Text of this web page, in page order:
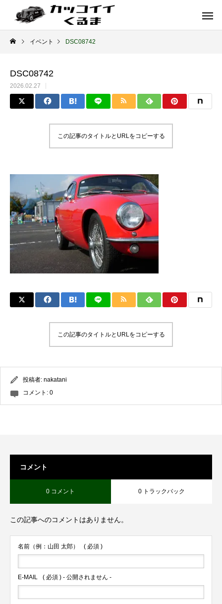
イギリス車
ENGLAND
ドイツ車
GERMANY
イベント DSC08742
DSC08742
2026.02.27
この記事のタイトルとURLをコピーする
この記事のタイトルとURLをコピーする
投稿者: nakatani
コメント: 0
コメント
0 コメント 0 トラックバック
この記事へのコメントはありません。
名前（例：山田 太郎） ( 必須 )
E-MAIL ( 必須 ) - 公開されません -